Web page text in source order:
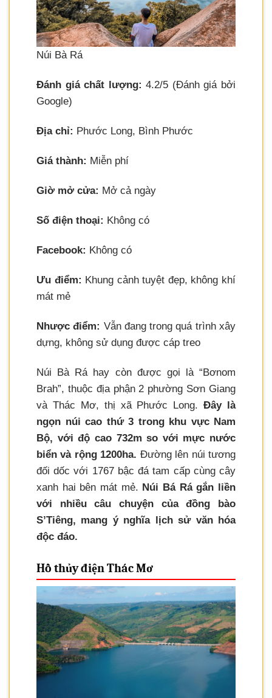
Núi Bà Rá
Đánh giá chất lượng: 4.2/5 (Đánh giá bởi
Google)
Địa chỉ: Phước Long, Bình Phước
Giá thành: Miễn phí
Giờ mở cửa: Mở cả ngày
Số điện thoại: Không có
Facebook: Không có
Ưu điểm: Khung cảnh tuyệt đẹp, không khí
mát mẻ
Nhược điểm: Vẫn đang trong quá trình xây
dựng, không sử dụng được cáp treo
Núi Bà Rá hay còn được gọi là “Bơnom
Brah”, thuộc địa phận 2 phường Sơn Giang
và Thác Mơ, thị xã Phước Long.Đây là
ngọn núi cao thứ 3 trong khu vực Nam
Bộ, với độ cao 732m so với mực nước
biển và rộng 1200ha. Đường lên núi tương
đối dốc với 1767 bậc đá tam cấp cùng cây
xanh hai bên mát mẻ. Núi Bá Rá gắn liền
với nhiều câu chuyện của đồng bào
S’Tiêng, mang ý nghĩa lịch sử văn hóa
độc đáo.
Hồ thủy điện Thác Mơ